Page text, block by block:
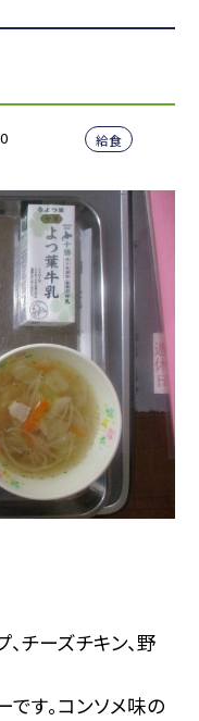
給食
チーズチキン、野
す。コンソメ味の